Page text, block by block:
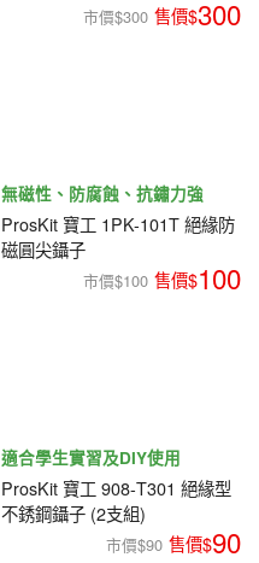
市價$300 300
無磁性、防腐蝕、抗鏽力強
ProsKit 寶工 1PK-101T 絕緣防
磁圓尖鑷子
市價$100 100
適合學生實習及DIY使用
ProsKit 寶工 908-T301 絕緣型
不銹鋼鑷子 (2支組)
市價$90 90